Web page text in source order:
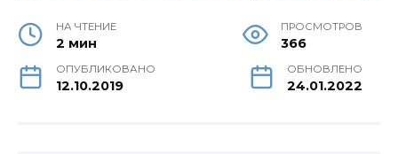
НА ЧТЕНИЕ
2 мин
ПРОСМОТРОВ
366
ОПУБЛИКОВАНО
12.10.2019
ОБНОВЛЕНО
24.01.2022